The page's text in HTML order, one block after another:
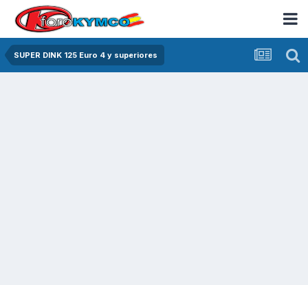
SUPER DINK 125 Euro 4 y superiores